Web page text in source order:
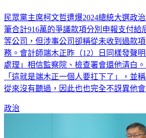
民眾黨主席柯文哲遭爆2024總統大選政
筆合計916萬的爭議款項分別申報支付給
等公司，但涉事公司卻稱從未收到過款
務。會計師端木正昨（12）日同樣發聲
處理」相信監察院、檢查署會還他清白
「這就是端木正一個人要扛下了」，並
從來沒有聽過，因此也也完全不訝異他
政治